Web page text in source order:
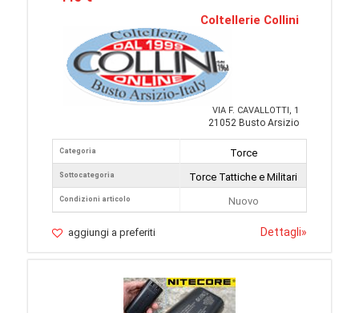
Coltellerie Collini
VIA F. CAVALLOTTI, 1
21052 Busto Arsizio
Categoria
Sottocategoria
Condizioni articolo
Torce
Torce Tattiche e Militari
Nuovo
aggiungi a preferiti Dettagli»